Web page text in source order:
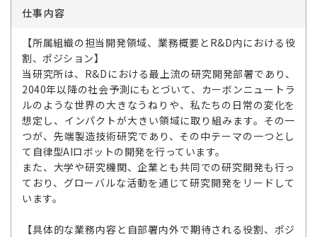
仕事内容
【所属組織の担当開発領域、業務概要とR&D内における役
割、ポジション】
当研究所は、R&Dにおける最上流の研究開発部署であり、
2040年以降の社会予測にもとづいて、カーボンニュートラ
ルのような世界の大きなうねりや、私たちの日常の変化を
想定し、インパクトが大きい領域に取り組みます。その一
つが、先端製造技術研究であり、その中テーマの一つとし
て自律型AIロボットの開発を行っています。
また、大学や研究機関、企業とも共同での研究開発も行っ
ており、グローバルな活動を通じて研究開発をリードして
います。
【具体的な業務内容と自部署内外で期待される役割、ポジ